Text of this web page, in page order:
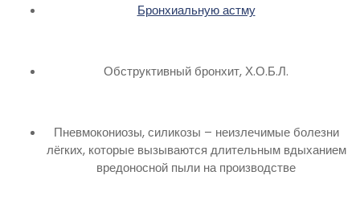
Бронхиальную астму
Обструктивный бронхит, Х.О.Б.Л.
Пневмокониозы, силикозы – неизлечимые болезни
лёгких, которые вызываются длительным вдыханием
вредоносной пыли на производстве